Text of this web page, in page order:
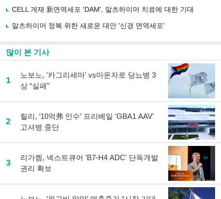
기
CELL 게재 新면역세포 'DAM', 알츠하이머 치료에 대한 기대
알츠하이머 정복 위한 새로운 대안 '신경 면역세포'
많이 본 기사
1
노보노, '카그리세마' vs마운자로 당뇨병 3
상 “실패”
2
릴리, ‘10억弗 인수’ 프리베일 'GBA1 AAV'
고셔병 중단
3
리가켐, 넥스트큐어 'B7-H4 ADC' 단독개발
권리 확보